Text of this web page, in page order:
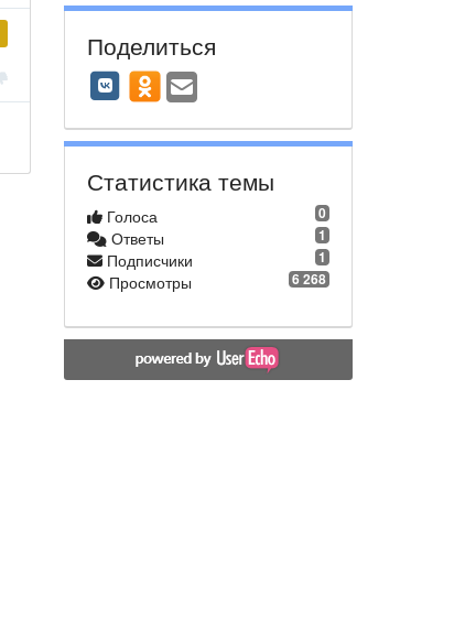
Поделиться
Статистика темы
0
Голоса
1
Ответы
1
Подписчики
6 268
Просмотры